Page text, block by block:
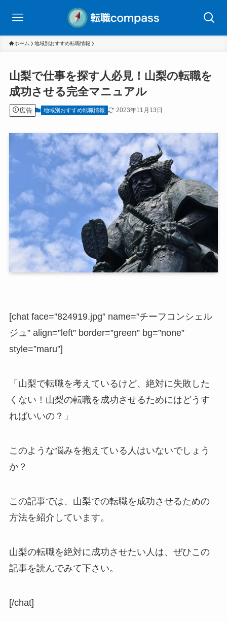
ホーム 地域別おすすめ転職情報
山梨で仕事を探す人必見！山梨の転職を
成功させる完全マニュアル
広告 地域別おすすめ転職情報 2023年11月13日
[chat face=”824919.jpg” name=”チーフコンシェル
ジュ” align=”left” border=”green” bg=”none”
style=”maru”]
「山梨で転職を考えているけど、絶対に失敗した
くない！山梨の転職を成功させるためにはどうす
ればいいの？」
このような悩みを抱えている人はいないでしょう
か？
この記事では、山梨での転職を成功させるための
方法を紹介しています。
山梨の転職を絶対に成功させたい人は、ぜひこの
記事を読んでみて下さい。
[/chat]